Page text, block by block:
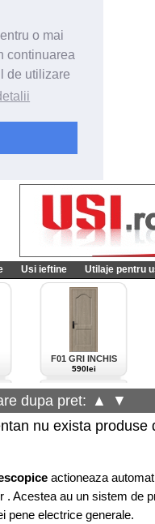
o mai
continuarea
de utilizare
Usi ieftine Utilaje pentru
F01 GRI INCHIS
590lei
dupa pret: ▲
▼
nu exista produse
actioneaza
. Acestea au un sistem de
pene electrice generale.